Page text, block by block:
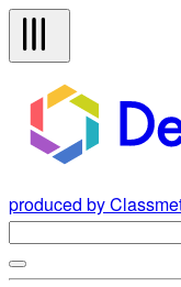
produced by